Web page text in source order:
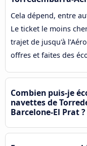
Cela dépend, entre
Le ticket le moins
trajet de jusqu'à
offres et faites des
Combien puis-je
navettes de
Barcelone-El Prat ?